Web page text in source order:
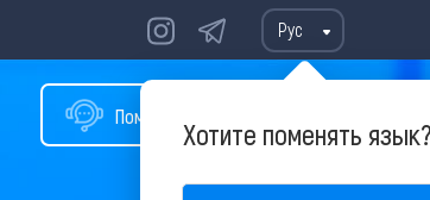
Рус
Хотите поменять
Помощь в подборе тура